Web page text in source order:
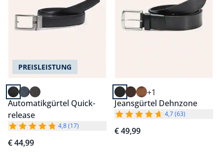
PREISLEISTUNG
Automatikgürtel Quick-
release
4,8 (17)
€ 44,99
+1
Jeansgürtel Dehnzone
4,7 (63)
€ 49,99